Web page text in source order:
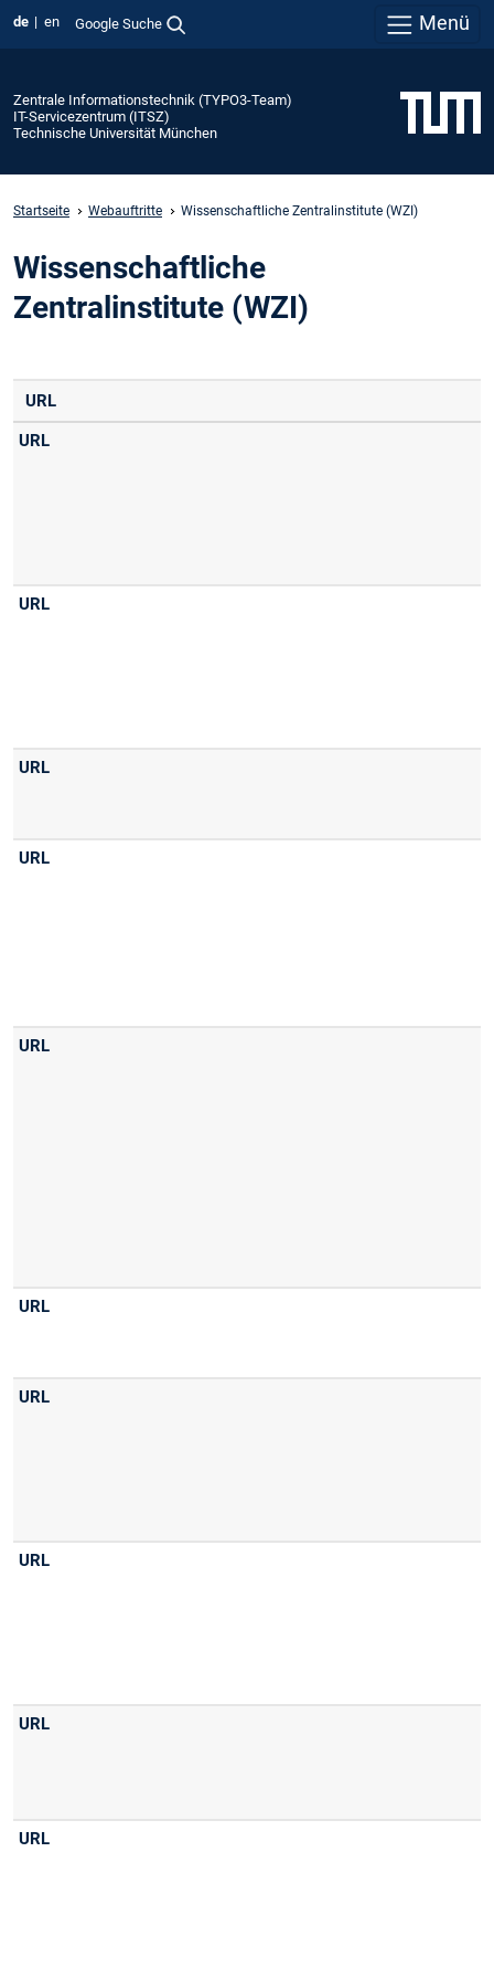
de en Google Suche Menü
Zentrale Informationstechnik (TYPO3-Team)
IT-Servicezentrum (ITSZ)
Technische Universität München
Startseite Webauftritte Wissenschaftliche Zentralinstitute (WZI)
Wissenschaftliche
Zentralinstitute (WZI)
URL